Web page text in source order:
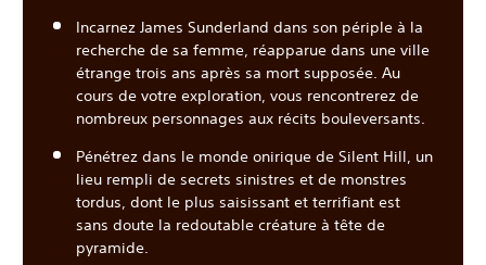
Incarnez James Sunderland dans son périple à la
recherche de sa femme, réapparue dans une ville
étrange trois ans après sa mort supposée. Au
cours de votre exploration, vous rencontrerez de
nombreux personnages aux récits bouleversants.
Pénétrez dans le monde onirique de Silent Hill, un
lieu rempli de secrets sinistres et de monstres
tordus, dont le plus saisissant et terrifiant est
sans doute la redoutable créature à tête de
pyramide.